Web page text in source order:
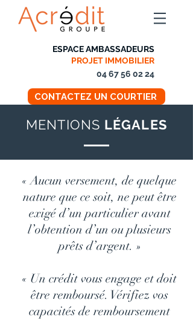
ESPACE AMBASSADEURS
PROJET IMMOBILIER
04 67 56 02 24
CONTACTEZ UN COURTIER
MENTIONS LÉGALES
« Aucun versement, de quelque
nature que ce soit, ne peut être
exigé d’un particulier avant
l’obtention d’un ou plusieurs
prêts d’argent. »
« Un crédit vous engage et doit
être remboursé. Vérifiez vos
capacités de remboursement